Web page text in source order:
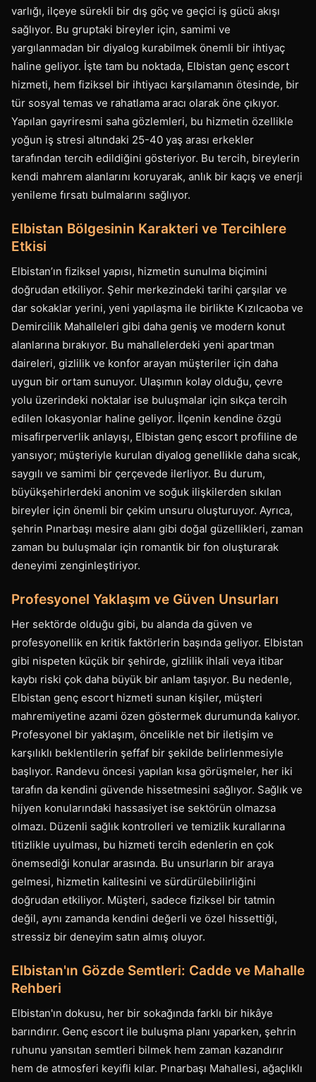
varlığı, ilçeye sürekli bir dış göç ve geçici iş gücü akışı
sağlıyor. Bu gruptaki bireyler için, samimi ve
yargılanmadan bir diyalog kurabilmek önemli bir ihtiyaç
haline geliyor. İşte tam bu noktada, Elbistan genç escort
hizmeti, hem fiziksel bir ihtiyacı karşılamanın ötesinde, bir
tür sosyal temas ve rahatlama aracı olarak öne çıkıyor.
Yapılan gayriresmi saha gözlemleri, bu hizmetin özellikle
yoğun iş stresi altındaki 25-40 yaş arası erkekler
tarafından tercih edildiğini gösteriyor. Bu tercih, bireylerin
kendi mahrem alanlarını koruyarak, anlık bir kaçış ve enerji
yenileme fırsatı bulmalarını sağlıyor.
Elbistan Bölgesinin Karakteri ve Tercihlere
Etkisi
Elbistan’ın fiziksel yapısı, hizmetin sunulma biçimini
doğrudan etkiliyor. Şehir merkezindeki tarihi çarşılar ve
dar sokaklar yerini, yeni yapılaşma ile birlikte Kızılcaoba ve
Demircilik Mahalleleri gibi daha geniş ve modern konut
alanlarına bırakıyor. Bu mahallelerdeki yeni apartman
daireleri, gizlilik ve konfor arayan müşteriler için daha
uygun bir ortam sunuyor. Ulaşımın kolay olduğu, çevre
yolu üzerindeki noktalar ise buluşmalar için sıkça tercih
edilen lokasyonlar haline geliyor. İlçenin kendine özgü
misafirperverlik anlayışı, Elbistan genç escort profiline de
yansıyor; müşteriyle kurulan diyalog genellikle daha sıcak,
saygılı ve samimi bir çerçevede ilerliyor. Bu durum,
büyükşehirlerdeki anonim ve soğuk ilişkilerden sıkılan
bireyler için önemli bir çekim unsuru oluşturuyor. Ayrıca,
şehrin Pınarbaşı mesire alanı gibi doğal güzellikleri, zaman
zaman bu buluşmalar için romantik bir fon oluşturarak
deneyimi zenginleştiriyor.
Profesyonel Yaklaşım ve Güven Unsurları
Her sektörde olduğu gibi, bu alanda da güven ve
profesyonellik en kritik faktörlerin başında geliyor. Elbistan
gibi nispeten küçük bir şehirde, gizlilik ihlali veya itibar
kaybı riski çok daha büyük bir anlam taşıyor. Bu nedenle,
Elbistan genç escort hizmeti sunan kişiler, müşteri
mahremiyetine azami özen göstermek durumunda kalıyor.
Profesyonel bir yaklaşım, öncelikle net bir iletişim ve
karşılıklı beklentilerin şeffaf bir şekilde belirlenmesiyle
başlıyor. Randevu öncesi yapılan kısa görüşmeler, her iki
tarafın da kendini güvende hissetmesini sağlıyor. Sağlık ve
hijyen konularındaki hassasiyet ise sektörün olmazsa
olmazı. Düzenli sağlık kontrolleri ve temizlik kurallarına
titizlikle uyulması, bu hizmeti tercih edenlerin en çok
önemsediği konular arasında. Bu unsurların bir araya
gelmesi, hizmetin kalitesini ve sürdürülebilirliğini
doğrudan etkiliyor. Müşteri, sadece fiziksel bir tatmin
değil, aynı zamanda kendini değerli ve özel hissettiği,
stressiz bir deneyim satın almış oluyor.
Elbistan'ın Gözde Semtleri: Cadde ve Mahalle
Rehberi
Elbistan'ın dokusu, her bir sokağında farklı bir hikâye
barındırır. Genç escort ile buluşma planı yaparken, şehrin
ruhunu yansıtan semtleri bilmek hem zaman kazandırır
hem de atmosferi keyifli kılar. Pınarbaşı Mahallesi, ağaçlıklı